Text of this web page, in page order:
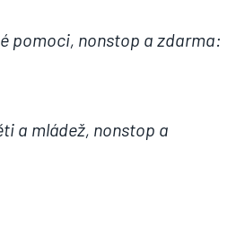
pomoci, nonstop a zdarma:
a mládež, nonstop a